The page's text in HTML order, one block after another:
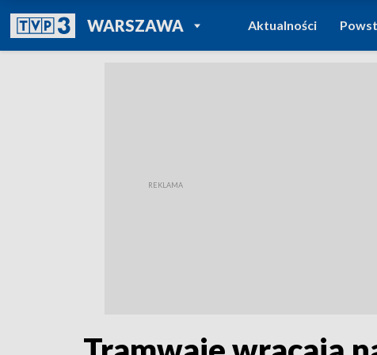
WARSZAWAPOWRÓT DO
TVP REGIONY
Aktualności